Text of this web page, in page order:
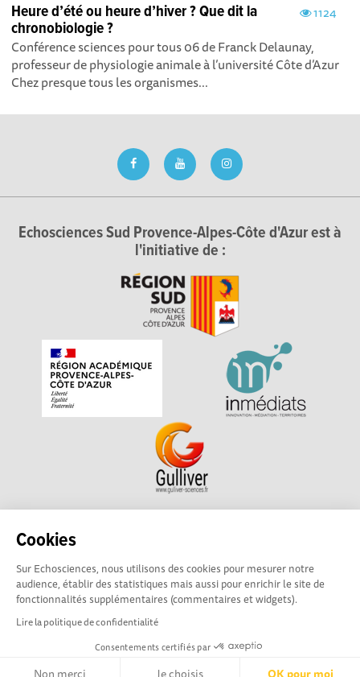
Cookies
Sur Echosciences, nous utilisons des cookies pour mesurer notre
audience, établir des statistiques mais aussi pour enrichir le site de
fonctionnalités supplémentaires (commentaires et widgets).
Lire la politique de confidentialité
Consentements certifiés par
1124
Heure d’été ou heure d’hiver ? Que dit la
chronobiologie ?
Conférence sciences pour tous 06 de Franck Delaunay,
professeur de physiologie animale à l’université Côte d’Azur
Chez presque tous les organismes...
Echosciences Sud Provence-Alpes-Côte d'Azur est à
l'initiative de :
Echosciences Sud Provence-Alpes-Côte d'Azur est à
académique pour la Recherche et l'Innovation Provence-
Alpes-Côte d'Azur. La plateforme est mise en oeuvre pour
vous parGulliver
Mentions légales|Politique de confidentialité
Ligne éditoriale